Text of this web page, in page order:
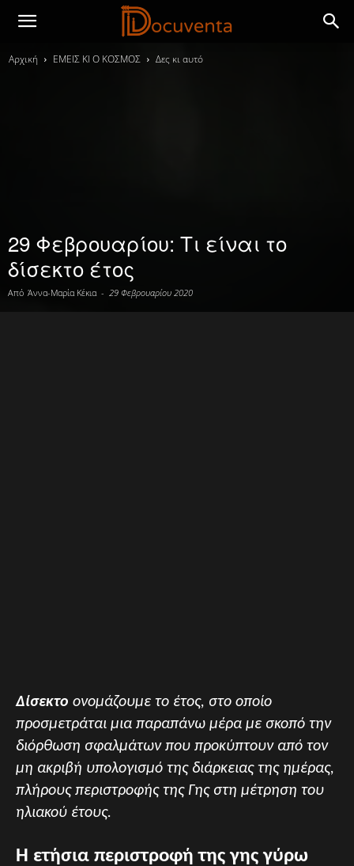
Αρχική ΕΜΕΙΣ ΚΙ Ο ΚΟΣΜΟΣ Δες κι αυτό
29 Φεβρουαρίου: Τι είναι το
δίσεκτο έτος
Από Άννα-Μαρία Κέκια - 29 Φεβρουαρίου 2020
Δίσεκτο ονομάζουμε το έτος, στο οποίο
προσμετράται μια παραπάνω μέρα με σκοπό την
διόρθωση σφαλμάτων που προκύπτουν από τον
μη ακριβή υπολογισμό της διάρκειας της ημέρας,
πλήρους περιστροφής της Γης στη μέτρηση του
ηλιακού έτους.
Η ετήσια περιστροφή της γης γύρω